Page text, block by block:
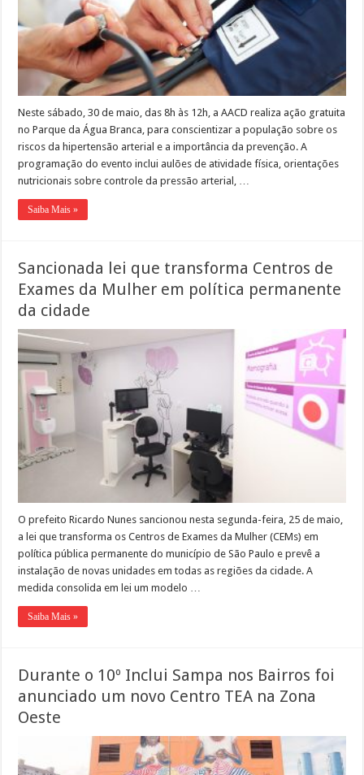
Neste sábado, 30 de maio, das 8h às 12h, a AACD realiza ação gratuita
no Parque da Água Branca, para conscientizar a população sobre os
riscos da hipertensão arterial e a importância da prevenção. A
programação do evento inclui aulões de atividade física, orientações
nutricionais sobre controle da pressão arterial, …
Saiba Mais »
Sancionada lei que transforma Centros de
Exames da Mulher em política permanente
da cidade
O prefeito Ricardo Nunes sancionou nesta segunda-feira, 25 de maio,
a lei que transforma os Centros de Exames da Mulher (CEMs) em
política pública permanente do município de São Paulo e prevê a
instalação de novas unidades em todas as regiões da cidade. A
medida consolida em lei um modelo …
Saiba Mais »
Durante o 10º Inclui Sampa nos Bairros foi
anunciado um novo Centro TEA na Zona
Oeste